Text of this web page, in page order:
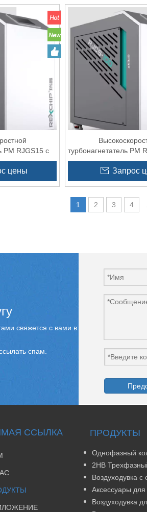
PM RJGS15 с
машины
цены
турбонагнетатель PM
для
Запрос
1 2 3 4
свяжется с вами в
спам.
ССЫЛКА ПРОДУКТЫ
Воздуходувка
Воздуходувка